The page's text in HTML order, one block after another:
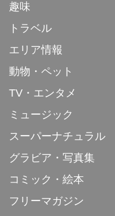
趣味
トラベル
エリア情報
動物・ペット
TV・エンタメ
ミュージック
スーパーナチュラル
グラビア・写真集
コミック・絵本
フリーマガジン